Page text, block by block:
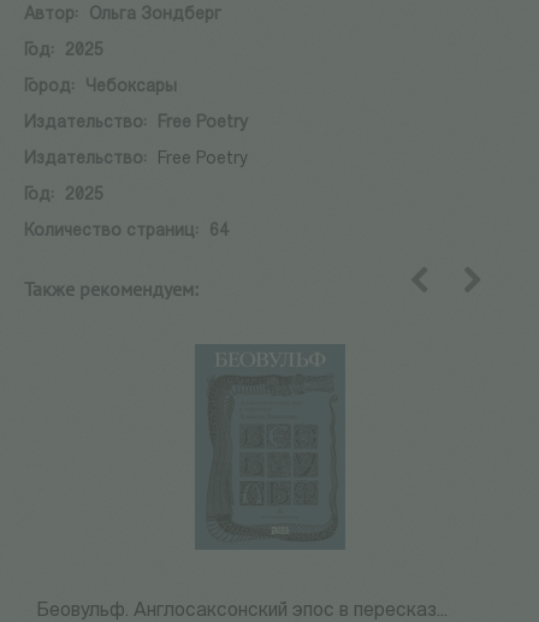
Автор:
Ольга Зондберг
Год:
2025
Город:
Чебоксары
Издательство:
Free Poetry
Издательство:
Free Poetry
Год:
2025
Количество страниц:
64
Также рекомендуем:
Беовульф. Англосаксонский эпос в пересказ...